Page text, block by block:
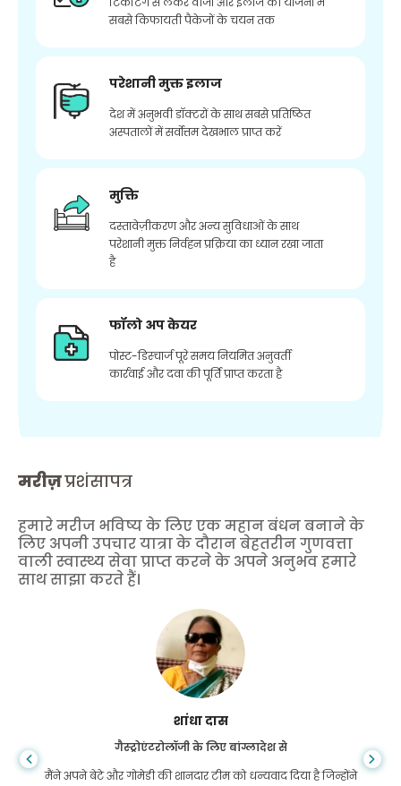
सबसे किफायती पैकेजों के चयन तक
परेशानी मुक्त इलाज
देश में अनुभवी डॉक्टरों के साथ सबसे प्रतिष्ठित
अस्पतालों में सर्वोत्तम देखभाल प्राप्त करें
मुक्ति
दस्तावेज़ीकरण और अन्य सुविधाओं के साथ
परेशानी मुक्त निर्वहन प्रक्रिया का ध्यान रखा जाता
है
फॉलो अप केयर
पोस्ट-डिस्चार्ज पूरे समय नियमित अनुवर्ती
कार्रवाई और दवा की पूर्ति प्राप्त करता है
मरीज़प्रशंसापत्र
हमारे मरीज भविष्य के लिए एक महान बंधन बनाने के
लिए अपनी उपचार यात्रा के दौरान बेहतरीन गुणवत्ता
वाली स्वास्थ्य सेवा प्राप्त करने के अपने अनुभव हमारे
साथ साझा करते हैं।
शांधा दास
गैस्ट्रोएंटरोलॉजी के लिए बांग्लादेश से
मैंने अपने बेटे और गोमेडी की शानदार टीम को धन्यवाद दिया है जिन्होंने